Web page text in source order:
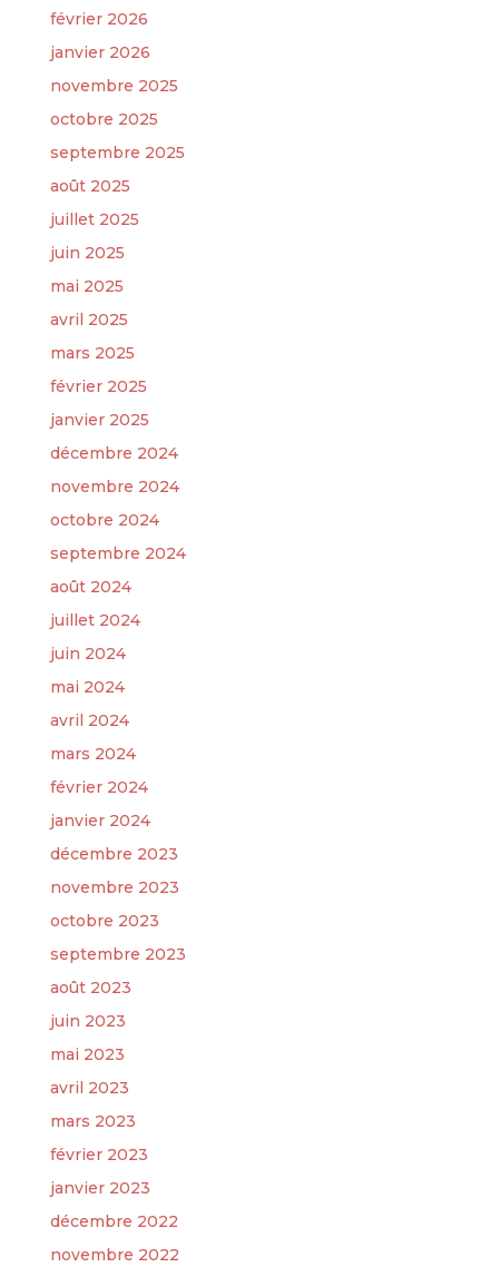
février 2026
janvier 2026
novembre 2025
octobre 2025
septembre 2025
août 2025
juillet 2025
juin 2025
mai 2025
avril 2025
mars 2025
février 2025
janvier 2025
décembre 2024
novembre 2024
octobre 2024
septembre 2024
août 2024
juillet 2024
juin 2024
mai 2024
avril 2024
mars 2024
février 2024
janvier 2024
décembre 2023
novembre 2023
octobre 2023
septembre 2023
août 2023
juin 2023
mai 2023
avril 2023
mars 2023
février 2023
janvier 2023
décembre 2022
novembre 2022